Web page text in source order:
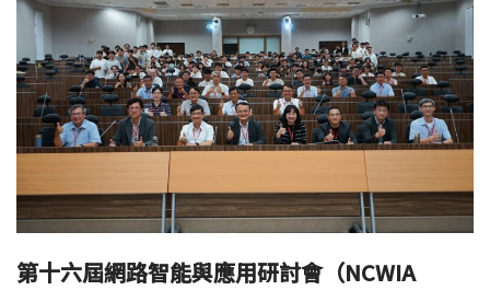
第十六屆網路智能與應用研討會（NCWIA